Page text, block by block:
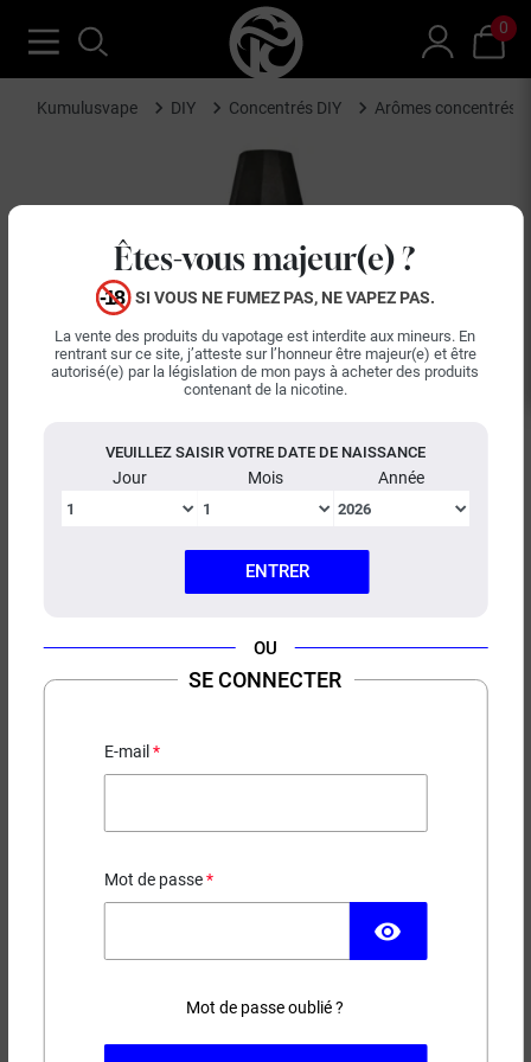
Êtes-vous majeur(e) ?
SI VOUS NE FUMEZ PAS, NE VAPEZ PAS.
La vente des produits du vapotage est interdite aux mineurs. En
rentrant sur ce site, j’atteste sur l’honneur être majeur(e) et être
autorisé(e) par la législation de mon pays à acheter des produits
contenant de la nicotine.
VEUILLEZ SAISIR VOTRE DATE DE NAISSANCE
Jour Mois Année
ENTRER
OU
SE CONNECTER
E-mail
Mot de passe
visibility
Mot de passe oublié ?
0
Kumulusvape DIY Concentrés DIY Arômes concentrés
CONCENTRÉ FREEZY COLA A&L
(5 avis)
Cola - Frais
11,90 €